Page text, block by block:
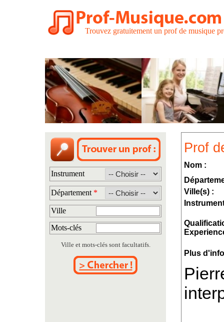
Trouvez gratuitement un prof de musique
Instrument
Département *
Ville
Mots-clés
Ville et mots-clés sont facultatifs.
Prof
Nom :
Ville(s) :
Plus